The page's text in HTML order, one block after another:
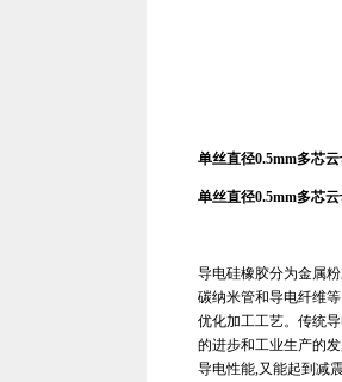
单丝直径0.5mm多芯
单丝直径0.5mm多芯
导电硅橡胶分为金属
碳纳米管和导电纤维
优化加工工艺。传统
的进步和工业生产的
导电性能,又能起到减